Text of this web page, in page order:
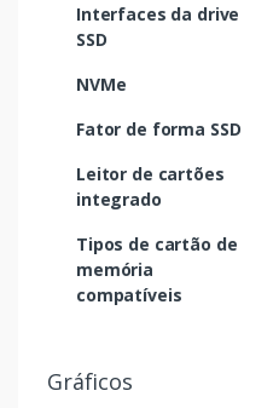
Interfaces da drive
SSD
NVMe
Fator de forma SSD
Leitor de cartões
integrado
Tipos de cartão de
memória
compatíveis
Gráficos